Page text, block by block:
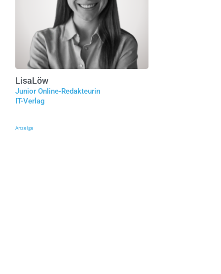
LisaLöw
Junior Online-Redakteurin
IT-Verlag
Anzeige